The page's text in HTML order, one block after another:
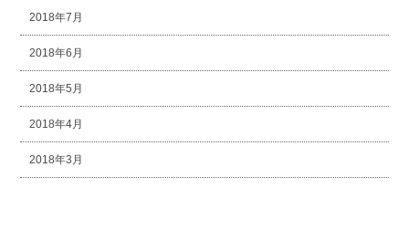
2018年7月
2018年6月
2018年5月
2018年4月
2018年3月